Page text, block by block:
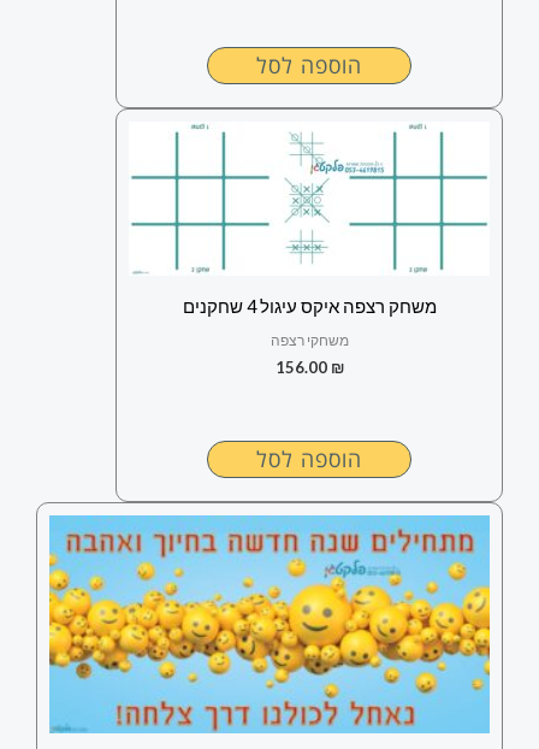
הוספה לסל
משחק רצפה איקס עיגול 4 שחקנים
משחקי רצפה
156.00 ₪
הוספה לסל